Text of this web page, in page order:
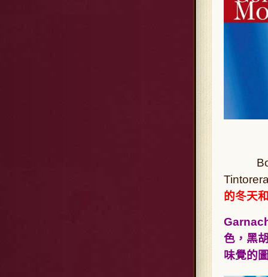
的冬天
色，黑
味覺的